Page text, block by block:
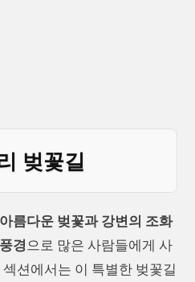
벚꽃길
아름다운 벚꽃과 강변의 조화
경으로 많은 사람들에게 사
션에서는 이 특별한 벚꽃길